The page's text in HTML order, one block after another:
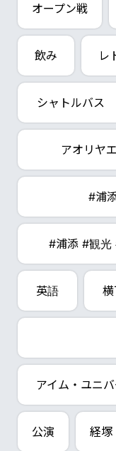
オープン戦
飲み レ
シャトルバス
アオリヤエ
#浦
#浦添 #観光
英語 横
アイム・ユニ
公演 経塚